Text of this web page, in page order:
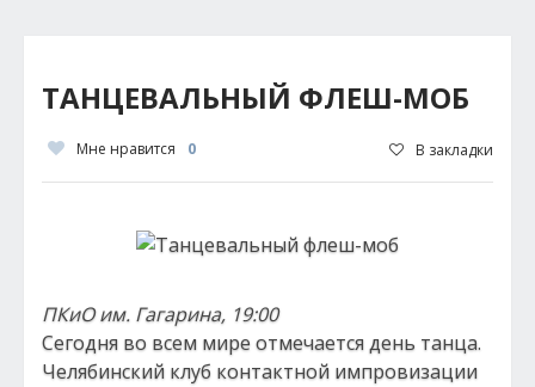
ТАНЦЕВАЛЬНЫЙ ФЛЕШ-МОБ
Мне нравится 0 В закладки
ПКиО им. Гагарина, 19:00
Сегодня во всем мире отмечается день танца.
Челябинский клуб контактной импровизации